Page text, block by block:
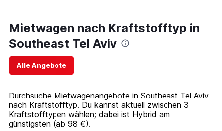
Mietwagen nach Kraftstofftyp in
Southeast Tel Aviv
Alle Angebote
Durchsuche Mietwagenangebote in Southeast Tel Aviv
nach Kraftstofftyp. Du kannst aktuell zwischen 3
Kraftstofftypen wählen; dabei ist Hybrid am
günstigsten (ab 98 €).